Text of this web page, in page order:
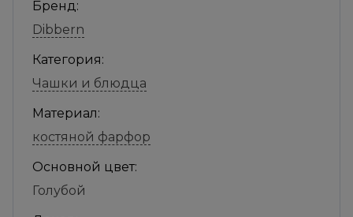
Бренд:
Dibbern
Категория:
Чашки и блюдца
Материал:
костяной фарфор
Основной цвет:
Голубой